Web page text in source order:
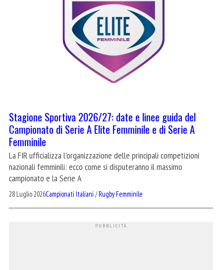
Stagione Sportiva 2026/27: date e linee guida del
Campionato di Serie A Elite Femminile e di Serie A
Femminile
La FIR ufficializza l’organizzazione delle principali competizioni
nazionali femminili: ecco come si disputeranno il massimo
campionato e la Serie A
28 Luglio 2026Campionati Italiani /Rugby Femminile